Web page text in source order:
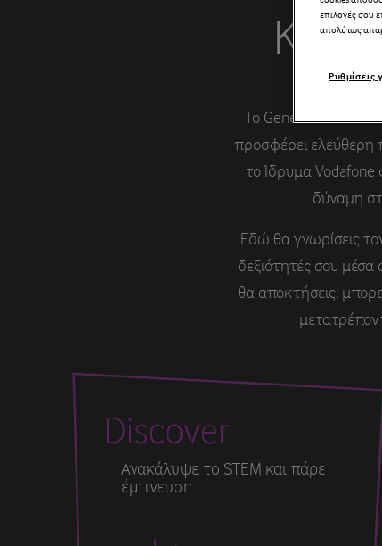
Το Generation Next,
προσφέρει ελεύθερη
το Ίδρυμα Vodafone
δύναμη
Εδώ θα γνωρίσεις
δεξιότητές σου
θα αποκτήσεις,
Ανακάλυψε το STEM και πάρε
έμπνευση
επιλογές σου
απολύτως
Ρυθμίσεις